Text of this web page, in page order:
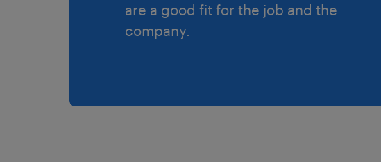
are a good fit for the job and the
company.